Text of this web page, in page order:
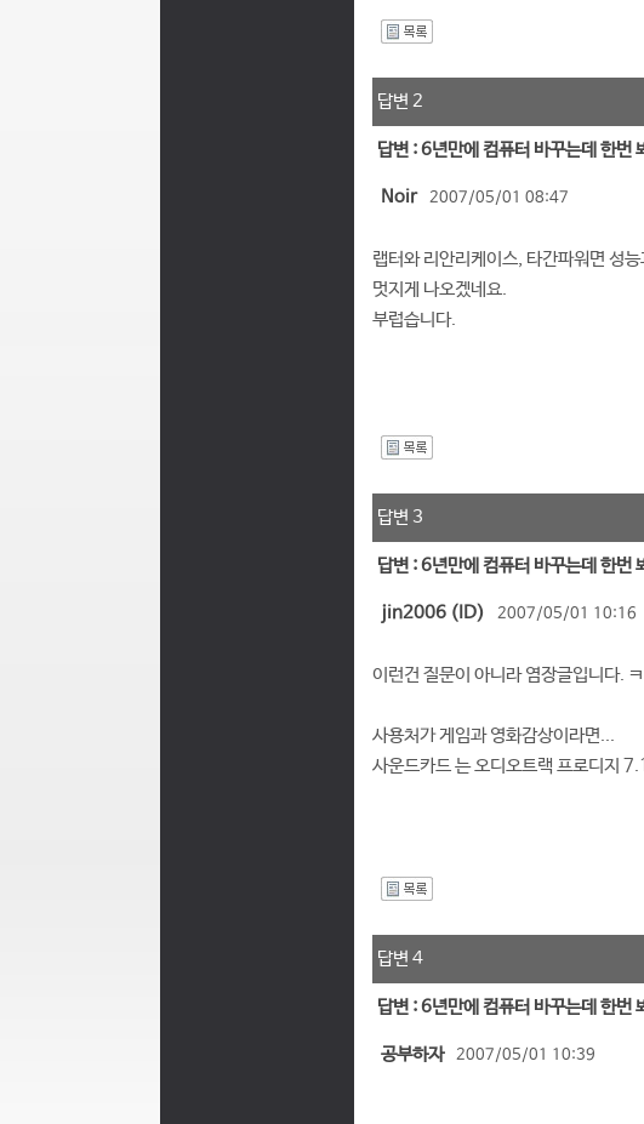
답변 2
답변 : 6년만에 컴퓨터 바꾸는데 한번
Noir 2007/05/01 08:47
랩터와 리안리케이스, 타간파워면 성
멋지게 나오겠네요.
부럽습니다.
답변 3
답변 : 6년만에 컴퓨터 바꾸는데 한번
jin2006 (ID) 2007/05/01 10:16
이런건 질문이 아니라 염장글입니다.
사용처가 게임과 영화감상이라면...
사운드카드 는 오디오트랙 프로디지
답변 4
답변 : 6년만에 컴퓨터 바꾸는데 한번
공부하자 2007/05/01 10:39